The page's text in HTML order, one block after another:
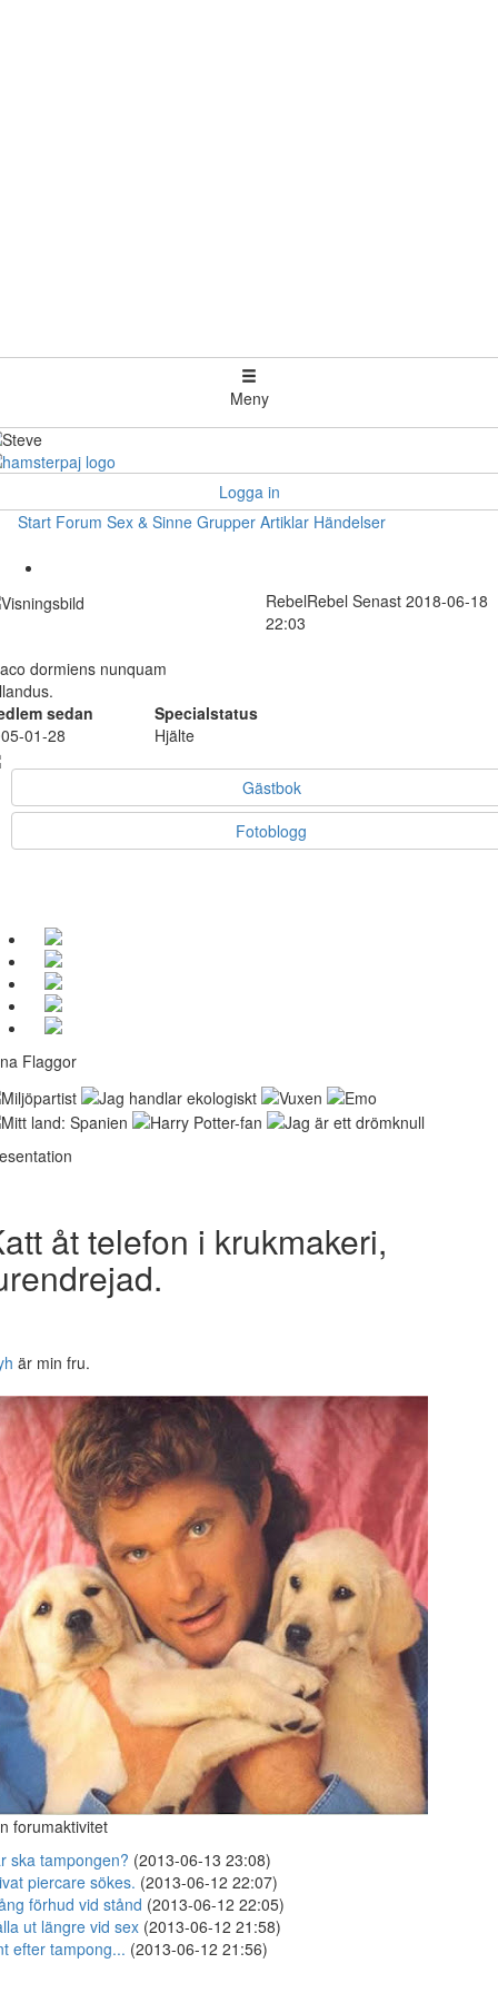
Meny
Logga in
Start Forum Sex & Sinne Grupper Artiklar Händelser
RebelRebel Senast 2018-06-18
22:03
dormiens nunquam
sedan
Specialstatus
01-28
Hjälte
Gästbok
Fotoblogg
Flaggor
åt telefon i krukmakeri,
är min fru.
forumaktivitet
ska tampongen? (2013-06-13 23:08)
piercare sökes. (2013-06-12 22:07)
förhud vid stånd (2013-06-12 22:05)
ut längre vid sex (2013-06-12 21:58)
efter tampong... (2013-06-12 21:56)